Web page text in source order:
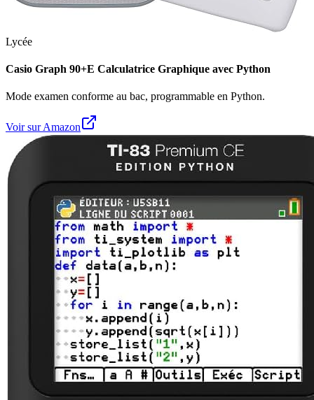
Lycée
Casio Graph 90+E Calculatrice Graphique avec Python
Mode examen conforme au bac, programmable en Python.
Voir sur Amazon